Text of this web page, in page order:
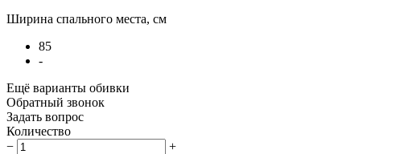
Ширина спального места, см
85
-
Ещё варианты обивки
Обратный звонок
Задать вопрос
Количество
−
+